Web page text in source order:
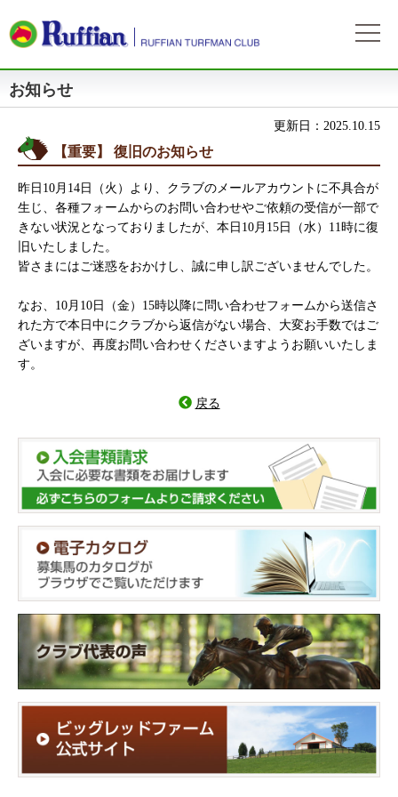
お知らせ
更新日：2025.10.15
【重要】 復旧のお知らせ
昨日10月14日（火）より、クラブのメールアカウントに不具合が
生じ、各種フォームからのお問い合わせやご依頼の受信が一部で
きない状況となっておりましたが、本日10月15日（水）11時に復
旧いたしました。
皆さまにはご迷惑をおかけし、誠に申し訳ございませんでした。
なお、10月10日（金）15時以降に問い合わせフォームから送信さ
れた方で本日中にクラブから返信がない場合、大変お手数ではご
ざいますが、再度お問い合わせくださいますようお願いいたしま
す。
戻る
会員サービスとイベント
募集概要
お申込方法
費用と分配等
募集馬情報
募集馬ラインナップ
募集馬情報一覧
出走情報
出走確定
出走結果
所属馬一覧
近況
リンク集
お問い合わせ
プライバシーポリシー
サイトマップ
ログイン